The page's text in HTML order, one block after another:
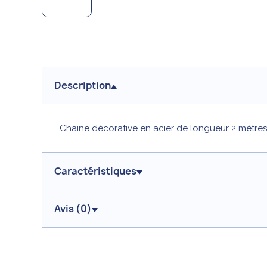
Description
Chaine décorative en acier de longueur 2
Caractéristiques
Avis (0)